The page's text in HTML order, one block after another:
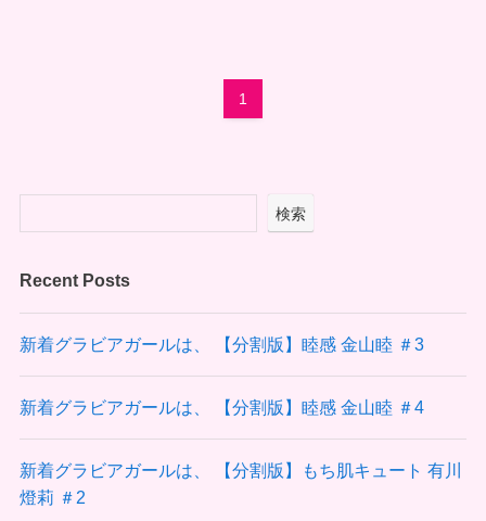
1
検索
Recent Posts
新着グラビアガールは、 【分割版】睦感 金山睦 ＃3
新着グラビアガールは、 【分割版】睦感 金山睦 ＃4
新着グラビアガールは、 【分割版】もち肌キュート 有川
燈莉 ＃2